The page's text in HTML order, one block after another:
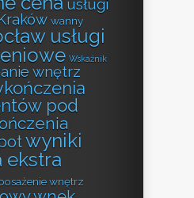
usługi
wanny
usługi
Wskaźnik
wnętrz
pod
wyniki
ekstra
wnętrz